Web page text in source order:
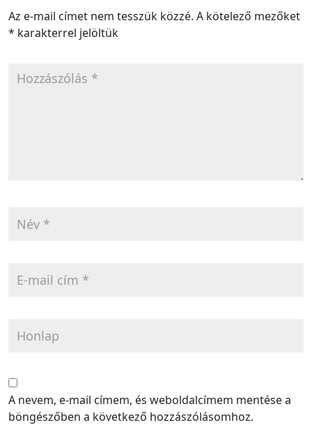
Az e-mail címet nem tesszük közzé. A kötelező mezőket
* karakterrel jelöltük
A nevem, e-mail címem, és weboldalcímem mentése a
böngészőben a következő hozzászólásomhoz.